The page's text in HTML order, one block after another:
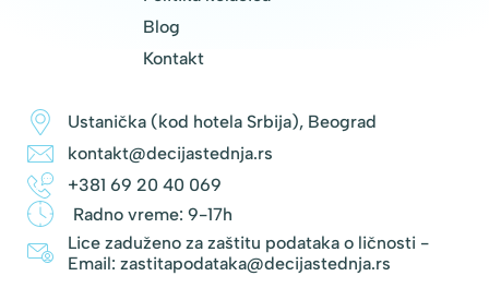
Blog
Kontakt
Ustanička (kod hotela Srbija), Beograd
kontakt@decijastednja.rs
+381 69 20 40 069
Radno vreme: 9-17h
Lice zaduženo za zaštitu podataka o ličnosti -
Email: zastitapodataka@decijastednja.rs